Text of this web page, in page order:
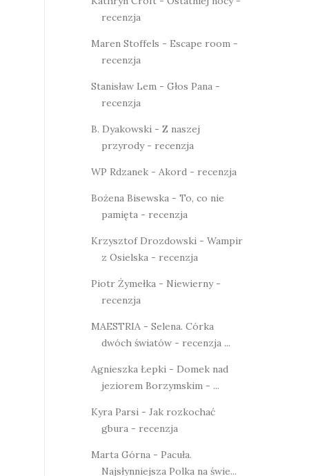
recenzja
Maren Stoffels - Escape room -
recenzja
Stanisław Lem - Głos Pana -
recenzja
B. Dyakowski - Z naszej
przyrody - recenzja
WP Rdzanek - Akord - recenzja
Bożena Bisewska - To, co nie
pamięta - recenzja
Krzysztof Drozdowski - Wampir
z Osielska - recenzja
Piotr Żymełka - Niewierny -
recenzja
MAESTRIA - Selena. Córka
dwóch światów - recenzja ...
Agnieszka Łepki - Domek nad
jeziorem Borzymskim - ...
Kyra Parsi - Jak rozkochać
gbura - recenzja
Marta Górna - Pacuła.
Najsłynniejsza Polka na świe...